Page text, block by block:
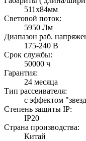
511х84мм
Световой поток:
5950 Лм
Диапазон раб.
175-240 В
Срок службы:
50000 ч
Гарантия:
24 месяца
Тип рассеивателя:
с эффектом
Степень защиты IP:
IP20
Страна производства:
Китай